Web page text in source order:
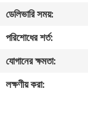
নিয়ন্ত্রণ
যোগাযোগ
করুন
ডেলিভারি সময়:
পরিশোধের শর্ত:
যোগানের ক্ষমতা:
লক্ষণীয় করা: